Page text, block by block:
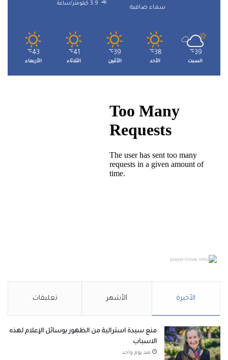
سماء صافية
3.9 كيلومتر/ساعة
39
℃
السبت
38
℃
الأحد
39
℃
الأثنين
41
℃
الثلاثاء
43
℃
الأربعاء
prayer-times.info
الأخيرة الأشهر تعليقات
منع سيدة استرالية من الظهور بوسائل الإعلام لهذه
الاسباب
منذ يوم واحد